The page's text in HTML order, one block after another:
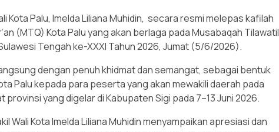
Kota Palu, Imelda Liliana Muhidin, secara resmi melepas kafilah
(MTQ) Kota Palu yang akan berlaga pada Musabaqah Tilawatil
Tengah ke-XXXI Tahun 2026, Jumat (5/6/2026).
dengan penuh khidmat dan semangat, sebagai bentuk
Palu kepada para peserta yang akan mewakili daerah pada
yang digelar di Kabupaten Sigi pada 7–13 Juni 2026.
Wali Kota Imelda Liliana Muhidin menyampaikan apresiasi dan